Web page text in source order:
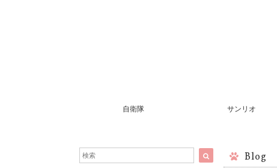
自衛隊 サンリオ
Blog